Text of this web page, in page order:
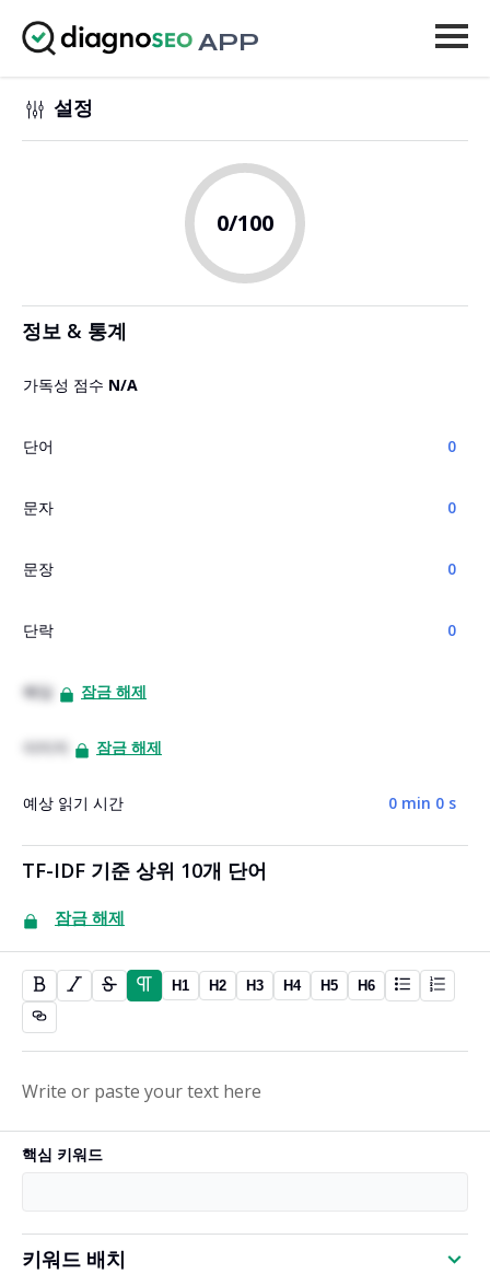
APP
도구
업그레이드
H1 H2 H3 H4 H5 H6
설정
0/100
정보 & 통계
가독성 점수 N/A
단어 0
문자 0
문장 0
단락 0
헤딩 잠금 해제
이미지 잠금 해제
예상 읽기 시간 0 min 0 s
TF-IDF 기준 상위 10개 단어
잠금 해제
핵심 키워드
키워드 배치